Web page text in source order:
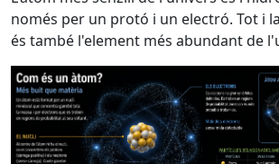
només per un protó i un electró. Tot i
és també l'element més abundant de